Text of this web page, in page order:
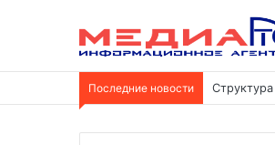
Последние новости